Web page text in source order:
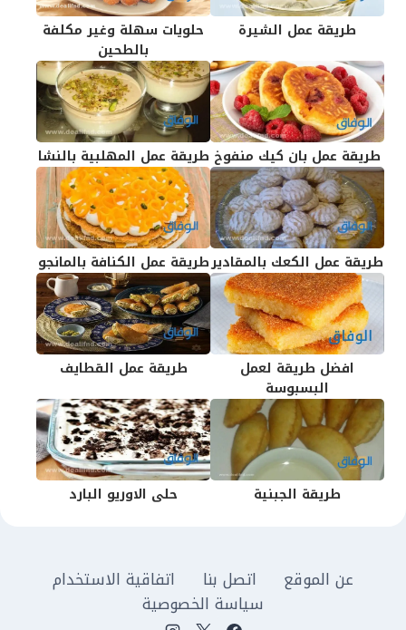
طريقة عمل الشيرة
حلويات سهلة وغير مكلفة
بالطحين
طريقة عمل بان كيك منفوخ طريقة عمل المهلبية بالنشا
طريقة عمل الكعك بالمقاديرطريقة عمل الكنافة بالمانجو
افضل طريقة لعمل
البسبوسة
طريقة عمل القطايف
طريقة الجبنية حلى الاوريو البارد
عن الموقع اتصل بنا
اتفاقية الاستخدام
سياسة الخصوصية